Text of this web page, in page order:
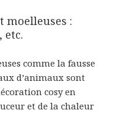
moelleuses :
etc.
comme la fausse
d’animaux sont
cosy en
et de la chaleur